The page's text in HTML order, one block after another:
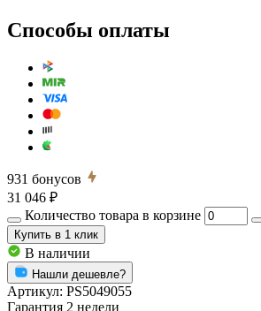
Способы оплаты
931 бонусов
31 046 ₽
Количество товара в корзине
Купить в 1 клик
В наличии
Нашли дешевле?
Артикул: PS5049055
Гарантия 2 недели